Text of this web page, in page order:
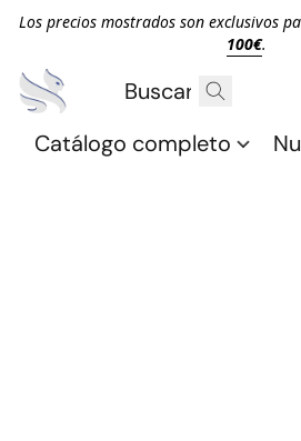
Los precios mostrados son exclusivos
100€.
Catálogo completo